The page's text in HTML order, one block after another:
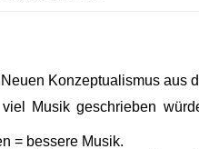
Konzeptualismus aus
Musik geschrieben
= bessere Musik.